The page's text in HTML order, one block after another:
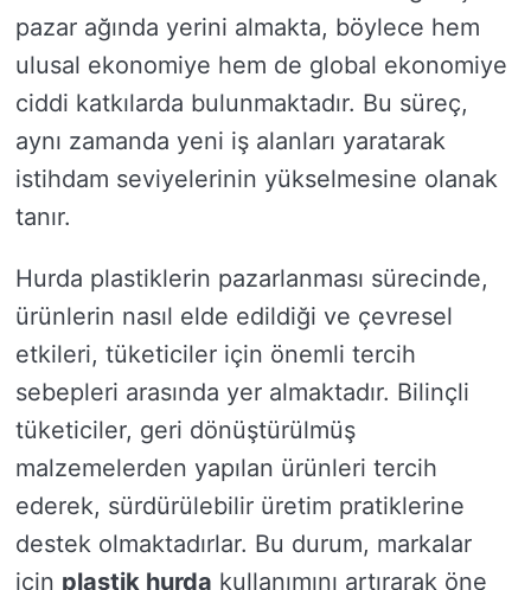
pazar ağında yerini almakta, böylece hem
ulusal ekonomiye hem de global ekonomiye
ciddi katkılarda bulunmaktadır. Bu süreç,
aynı zamanda yeni iş alanları yaratarak
istihdam seviyelerinin yükselmesine olanak
tanır.
Hurda plastiklerin pazarlanması sürecinde,
ürünlerin nasıl elde edildiği ve çevresel
etkileri, tüketiciler için önemli tercih
sebepleri arasında yer almaktadır. Bilinçli
tüketiciler, geri dönüştürülmüş
malzemelerden yapılan ürünleri tercih
ederek, sürdürülebilir üretim pratiklerine
destek olmaktadırlar. Bu durum, markalar
için plastik hurda kullanımını artırarak öne